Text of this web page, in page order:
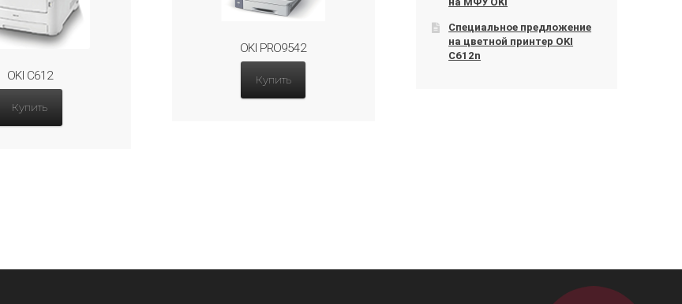
OKI C612
Купить
OKI PRO9542
Купить
Специальное предложение
на цветной принтер OKI
C612n